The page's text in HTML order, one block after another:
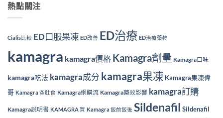
熱點關注
Cialis比較 ED口服果凍 ED改善 ED治療 ED治療藥物
kamagra kamagra價格 Kamagra劑量 Kamagra口味
kamagra吃法 kamagra成分 kamagra果凍 Kamagra果凍偉
哥 Kamagra 空肚食 Kamagra網購流 Kamagra藥效影響 kamagra訂購
Kamagra說明書 KAMAGRA 買 Kamagra 飯前飯後 Sildenafil Sildenafil